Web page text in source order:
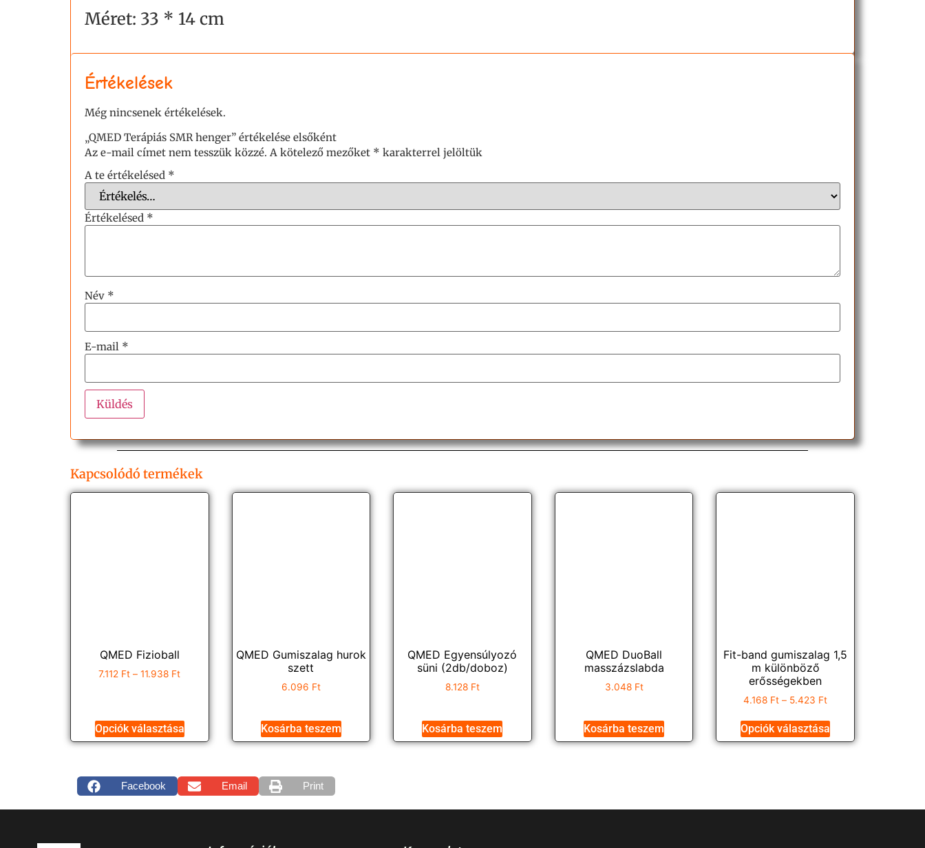
Méret: 33 * 14 cm
Értékelések
Még nincsenek értékelések.
„QMED Terápiás SMR henger” értékelése elsőként
Az e-mail címet nem tesszük közzé. A kötelező mezőket * karakterrel jelöltük
A te értékelésed *
Értékelésed *
Név *
E-mail *
Kapcsolódó termékek
QMED Fizioball
7.112 Ft – 11.938 Ft
Opciók választása
QMED Gumiszalag hurok
szett
6.096 Ft
Kosárba teszem
QMED Egyensúlyozó
süni (2db/doboz)
8.128 Ft
Kosárba teszem
QMED DuoBall
masszázslabda
3.048 Ft
Kosárba teszem
Fit-band gumiszalag 1,5
m különböző
erősségekben
4.168 Ft – 5.423 Ft
Opciók választása
Facebook Email Print